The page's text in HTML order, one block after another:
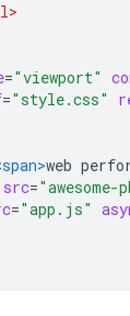
="viewport"
="style.css"
web
src=
="app.js"